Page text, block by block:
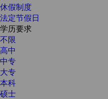
休假制度
法定节假日
学历要求
不限
高中
中专
大专
本科
硕士